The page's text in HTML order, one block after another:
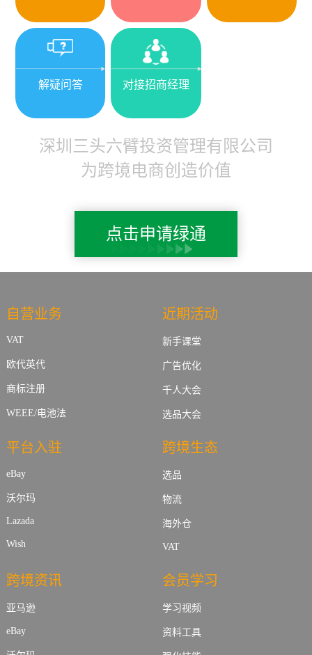
解疑问答 对接招商经理
深圳三头六臂投资管理有限公司
为跨境电商创造价值
点击申请绿通
自营业务
VAT
欧代英代
商标注册
WEEE/电池法
近期活动
新手课堂
广告优化
千人大会
选品大会
平台入驻
eBay
沃尔玛
Lazada
Wish
跨境生态
选品
物流
海外仓
VAT
跨境资讯
亚马逊
eBay
会员学习
学习视频
资料工具